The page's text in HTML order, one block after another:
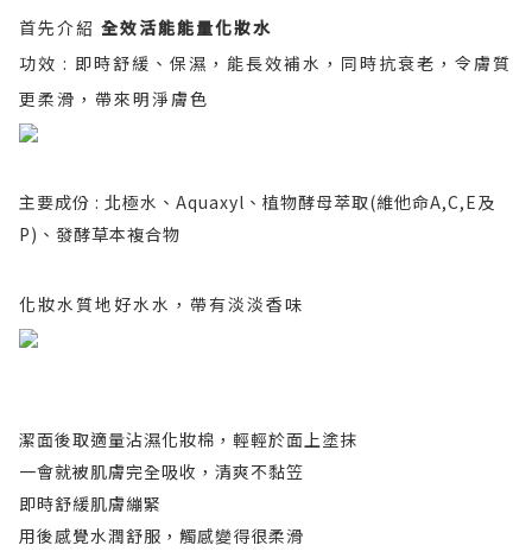
首先介紹 全效活能能量化妝水
功效 : 即時舒緩、保濕，能長效補水，同時抗衰老，令膚質
更柔滑，帶來明淨膚色
主要成份 : 北極水、Aquaxyl、植物酵母萃取(維他命A,C,E及
P)、發酵草本複合物
化妝水質地好水水，帶有淡淡香味
潔面後取適量沾濕化妝棉，輕輕於面上塗抹
一會就被肌膚完全吸收， 清爽不黏笠
即時舒緩肌膚繃緊
用後感覺水潤舒服， 觸感變得很柔滑